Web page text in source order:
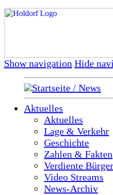
Show navigation Hide
Startseite / News
Aktuelles
Aktuelles
Lage & Verkehr
Geschichte
Zahlen & Fakten
Verdiente Bürger
Video Streams
News-Archiv